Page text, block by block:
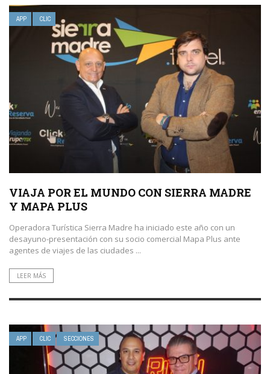
APP CLIC
VIAJA POR EL MUNDO CON SIERRA MADRE
Y MAPA PLUS
Operadora Turística Sierra Madre ha iniciado este año con un
desayuno-presentación con su socio comercial Mapa Plus ante
agentes de viajes de las ciudades ...
LEER MÁS
APP CLIC SECCIONES